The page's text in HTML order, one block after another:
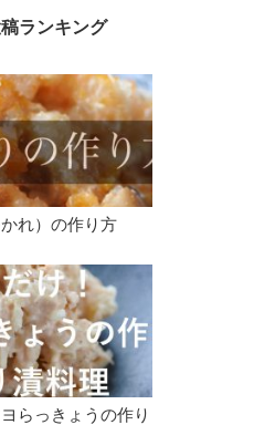
ランキング
れ）の作り方
らっきょうの作り